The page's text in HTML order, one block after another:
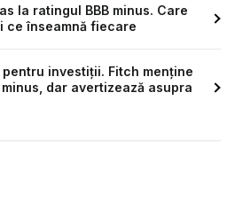
la ratingul BBB minus. Care
ce înseamnă fiecare
pentru investiții. Fitch menține
dar avertizează asupra